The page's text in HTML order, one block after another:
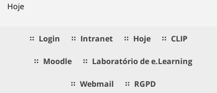
Hoje
Login Intranet Hoje CLIP
Moodle Laboratório de e.Learning
Webmail RGPD